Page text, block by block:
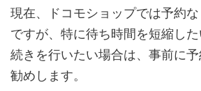
現在、ドコモショップでは予約
ですが、特に待ち時間を短縮し
続きを行いたい場合は、事前に
勧めします。